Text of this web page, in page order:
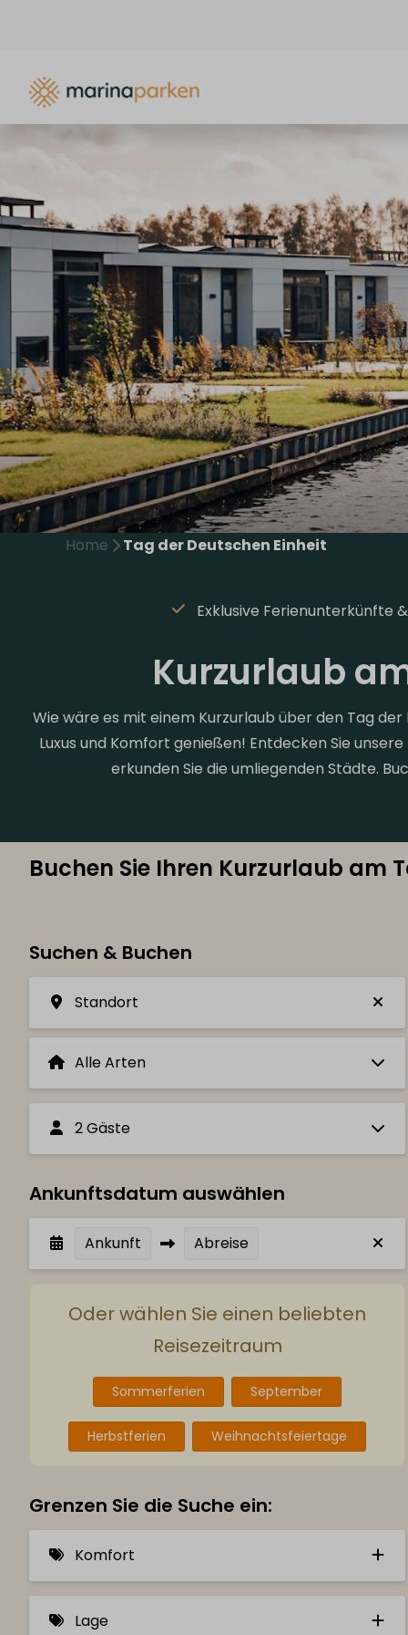
Home Tag der Deutschen Einheit
Exklusive Ferienunterkünfte
Kurzurlaub
Wie wäre es mit einem Kurzurlaub über den Tag
Luxus und Komfort genießen! Entdecken Sie
erkunden Sie die umliegenden Städte.
Buchen Sie Ihren Kurzurlaub am
Suchen & Buchen
Standort
2 Gäste
Ankunftsdatum auswählen
Ankunft Abreise
Oder wählen Sie einen beliebten
Reisezeitraum
Sommerferien September
Herbstferien Weihnachtsfeiertage
Grenzen Sie die Suche ein:
Komfort
Lage